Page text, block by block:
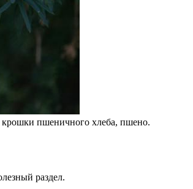
крошки пшеничного хлеба, пшено.
раздел.